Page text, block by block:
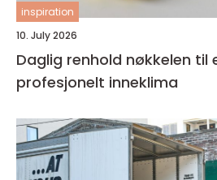
inspiration
10. July 2026
Daglig renhold nøkkelen til et sunt og
profesjonelt inneklima